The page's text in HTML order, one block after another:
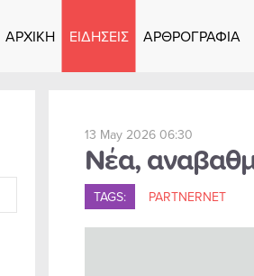
ΑΡΧΙΚΗ ΕΙΔΗΣΕΙΣ ΑΡΘΡΟΓΡΑΦΙΑ
13 May 2026 06:30
Νέα,
TAGS: PARTNERNET